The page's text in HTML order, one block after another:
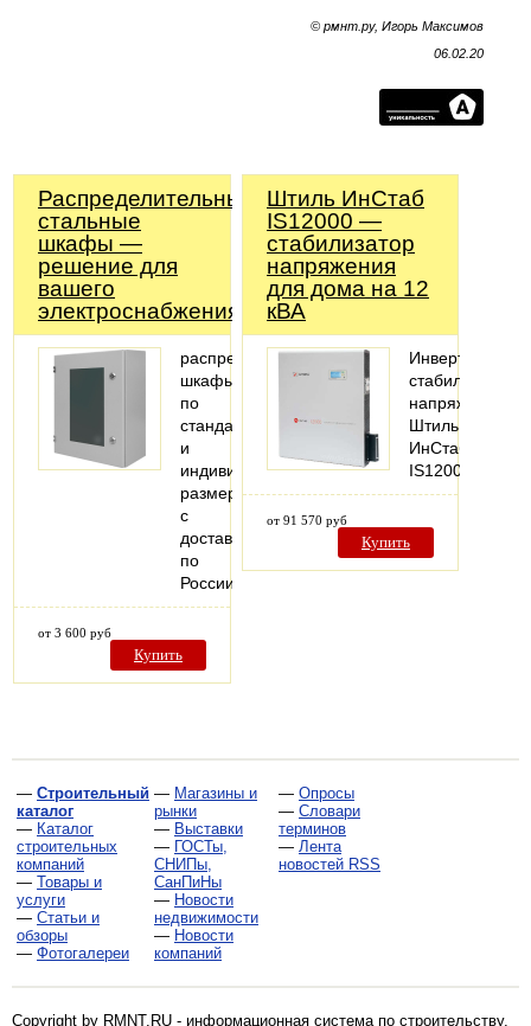
© рмнт.ру, Игорь Максимов
06.02.20
Распределительные
стальные
шкафы —
решение для
вашего
электроснабжения!
распределительные
шкафы
по
стандартным
и
индивидуальным
размерам
с
доставкой
по
России
от 3 600 руб
Купить
Штиль ИнСтаб
IS12000 —
стабилизатор
напряжения
для дома на 12
кВА
Инвертоный
стабилизатор
напряжения
Штиль
ИнСтаб
IS12000
от 91 570 руб
Купить
— Строительный
каталог
— Каталог
строительных
компаний
— Товары и
услуги
— Статьи и
обзоры
— Фотогалереи
— Магазины и
рынки
— Выставки
— ГОСТы,
СНИПы,
СанПиНы
— Новости
недвижимости
— Новости
компаний
— Опросы
— Словари
терминов
— Лента
новостей RSS
Copyright by RMNT.RU - информационная система по строительству,